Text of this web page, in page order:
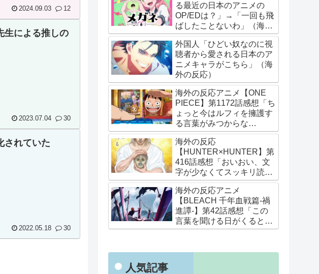
2024.09.03 12
生による推しの
2023.07.04 30
されていた
2022.05.18 30
る最近の日本のアニメの
OP/EDは？」→「一回も飛
ばしたことないわ」（海外
の反応）
外国人「ひどい奴なのに視
聴者から愛される日本のア
ニメキャラがこちら」（海
外の反応）
海外の反応アニメ【ONE
PIECE】第1172話感想「ち
ょっと今はルフィを擁護す
る言葉がみつからな
い･･･」
海外の反応
【HUNTER×HUNTER】第
416話感想「おいおい、文
字が少なくてスッキリ読め
るぞ！！」
海外の反応アニメ
【BLEACH 千年血戦篇-禍
進譚-】第42話感想「この
言葉を聞ける日がくると
は･･･夢みたいだ」
人気記事